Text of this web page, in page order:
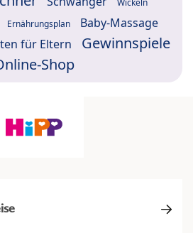
Wickeln
Ernährungsplan Baby-Massage
für Eltern
Gewinnspiele
Shop